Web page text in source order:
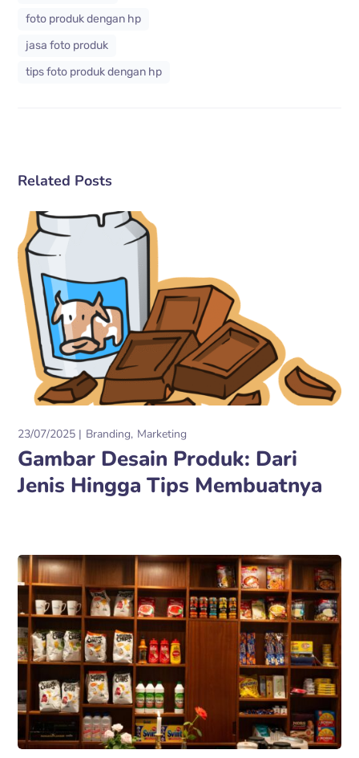
foto produk dengan hp
jasa foto produk
tips foto produk dengan hp
Related Posts
23/07/2025 Branding Marketing
Gambar Desain Produk: Dari
Jenis Hingga Tips Membuatnya